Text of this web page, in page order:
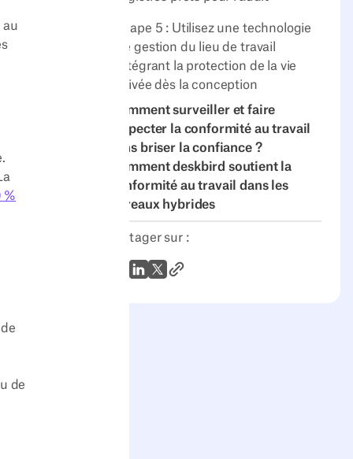
Étape 5 : Utilisez une technologie
de gestion du lieu de travail
intégrant la protection de la vie
privée dès la conception
Comment surveiller et faire
respecter la conformité au travail
sans briser la confiance ?
Comment deskbird soutient la
conformité au travail dans les
bureaux hybrides
Partager sur :
WhatsApp
LinkedIn
X (Twitter)
Lien vers l'article
au
%
de